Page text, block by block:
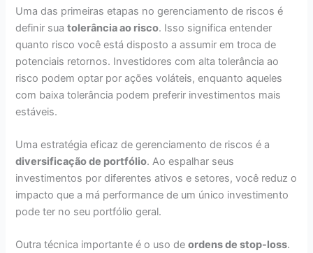
Uma das primeiras etapas no gerenciamento de riscos é
definir suatolerância ao risco. Isso significa entender
quanto risco você está disposto a assumir em troca de
potenciais retornos. Investidores com alta tolerância ao
risco podem optar por ações voláteis, enquanto aqueles
com baixa tolerância podem preferir investimentos mais
estáveis.
Uma estratégia eficaz de gerenciamento de riscos é a
diversificação de portfólio. Ao espalhar seus
investimentos por diferentes ativos e setores, você reduz o
impacto que a má performance de um único investimento
pode ter no seu portfólio geral.
Outra técnica importante é o uso deordens de stop-loss.